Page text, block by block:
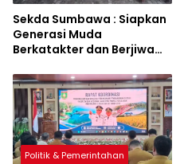
Sekda Sumbawa : Siapkan
Generasi Muda
Berkatakter dan Berjiwa
Politik & Pemerintahan